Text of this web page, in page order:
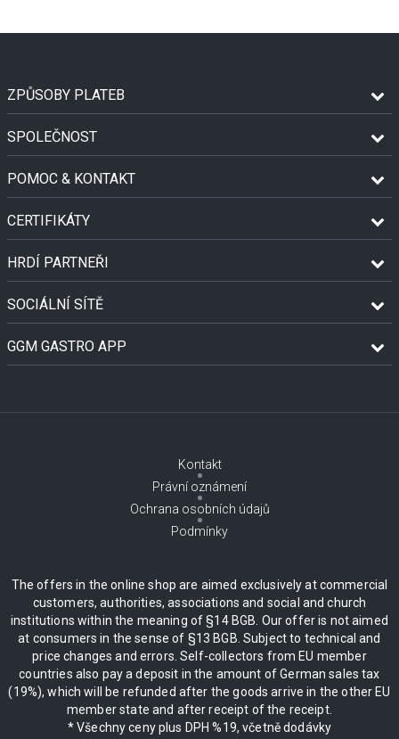
ZPŮSOBY PLATEB
SPOLEČNOST
POMOC & KONTAKT
CERTIFIKÁTY
HRDÍ PARTNEŘI
SOCIÁLNÍ SÍTĚ
GGM GASTRO APP
Kontakt
Právní oznámení
Ochrana osobních údajů
Podmínky
The offers in the online shop are aimed exclusively at commercial
customers, authorities, associations and social and church
institutions within the meaning of §14 BGB. Our offer is not aimed
at consumers in the sense of §13 BGB. Subject to technical and
price changes and errors. Self-collectors from EU member
countries also pay a deposit in the amount of German sales tax
(19%), which will be refunded after the goods arrive in the other EU
member state and after receipt of the receipt.
* Všechny ceny plus DPH %19, včetně dodávky